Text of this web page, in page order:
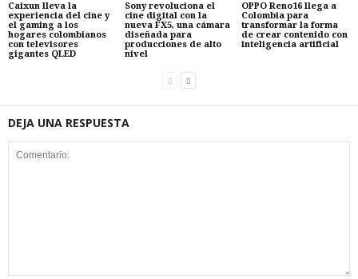
Caixun lleva la
experiencia del cine y
el gaming a los
hogares colombianos
con televisores
gigantes QLED
Sony revoluciona el
cine digital con la
nueva FX5, una cámara
diseñada para
producciones de alto
nivel
OPPO Reno16 llega a
Colombia para
transformar la forma
de crear contenido con
inteligencia artificial
DEJA UNA RESPUESTA